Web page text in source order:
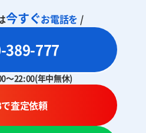
今すぐお電話を /
389-777
～22:00(年中無休)
査定依頼